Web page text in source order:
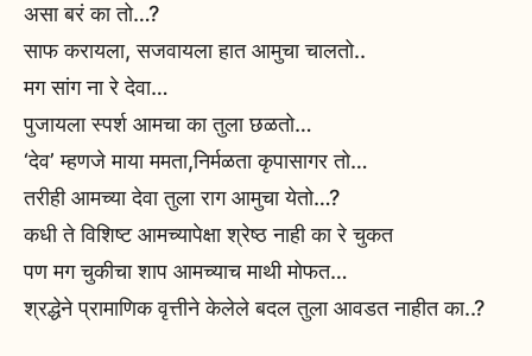
असा बरं का तो…?
साफ करायला, सजवायला हात आमुचा चालतो..
मग सांग ना रे देवा…
पुजायला स्पर्श आमचा का तुला छळतो…
‘देव’ म्हणजे माया ममता,निर्मळता कृपासागर तो…
तरीही आमच्या देवा तुला राग आमुचा येतो…?
कधी ते विशिष्ट आमच्यापेक्षा श्रेष्ठ नाही का रे चुकत
पण मग चुकीचा शाप आमच्याच माथी मोफत…
श्रद्धेने प्रामाणिक वृत्तीने केलेले बदल तुला आवडत नाहीत का..?